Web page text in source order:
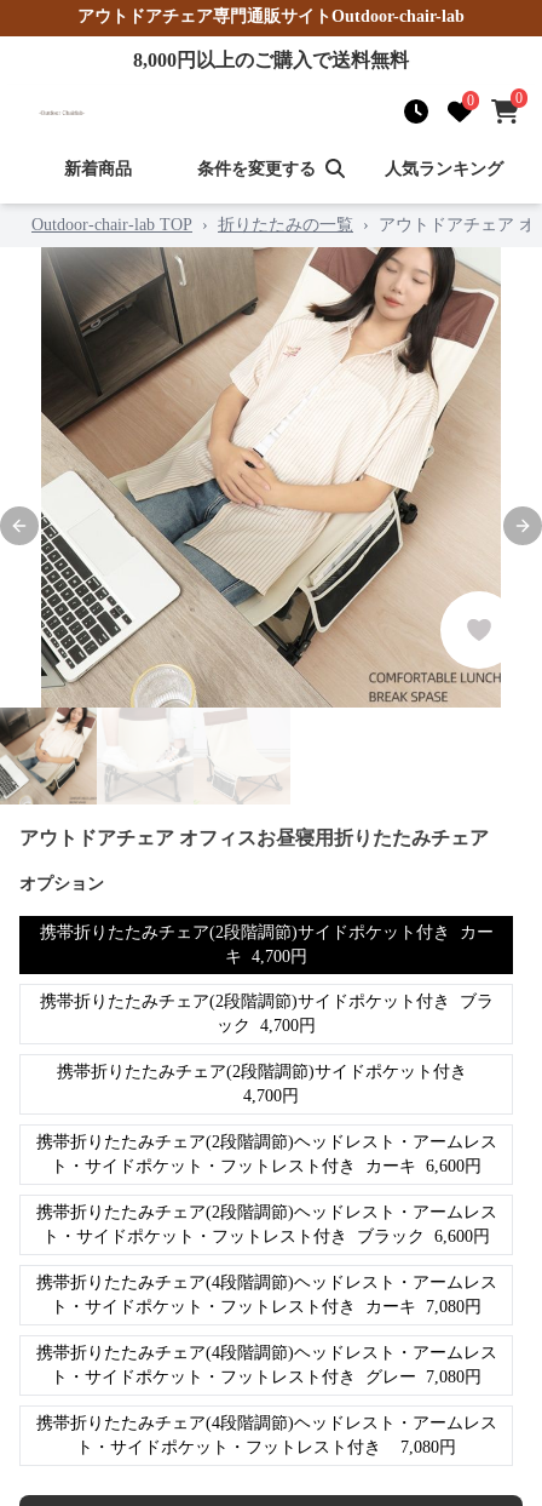
アウトドアチェア専門通販サイトOutdoor-chair-lab
8,000円以上のご購入で送料無料
0 0
新着商品 条件を変更する 人気ランキング
Outdoor-chair-lab TOP › 折りたたみの一覧 › アウトドアチェア
Previous slide
アウトドアチェア オフィスお昼寝用折りたたみチェア
オプション
携帯折りたたみチェア(2段階調節)サイドポケット付き
カー
キ 4,700円
携帯折りたたみチェア(2段階調節)サイドポケット付き
ブラ
ック
4,700円
携帯折りたたみチェア(2段階調節)サイドポケット付き
4,700円
携帯折りたたみチェア(2段階調節)ヘッドレスト・アームレス
ト・サイドポケット・フットレスト付き
カーキ 6,600円
携帯折りたたみチェア(2段階調節)ヘッドレスト・アームレス
ト・サイドポケット・フットレスト付き
ブラック 6,600円
携帯折りたたみチェア(4段階調節)ヘッドレスト・アームレス
ト・サイドポケット・フットレスト付き
カーキ 7,080円
携帯折りたたみチェア(4段階調節)ヘッドレスト・アームレス
ト・サイドポケット・フットレスト付き
グレー 7,080円
携帯折りたたみチェア(4段階調節)ヘッドレスト・アームレス
ト・サイドポケット・フットレスト付き
7,080円